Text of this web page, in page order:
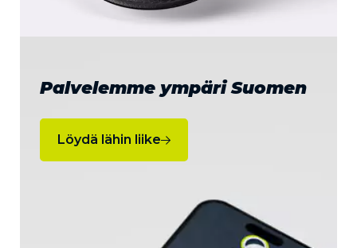
Palvelemme ympäri Suomen
Löydä lähin liike